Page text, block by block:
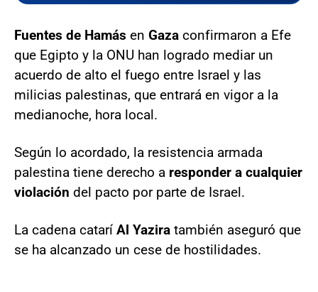
Fuentes de Hamás en Gaza confirmaron a Efe
que Egipto y la ONU han logrado mediar un
acuerdo de alto el fuego entre Israel y las
milicias palestinas, que entrará en vigor a la
medianoche, hora local.
Según lo acordado, la resistencia armada
palestina tiene derecho a responder a cualquier
violación del pacto por parte de Israel.
La cadena catarí Al Yazira también aseguró que
se ha alcanzado un cese de hostilidades.